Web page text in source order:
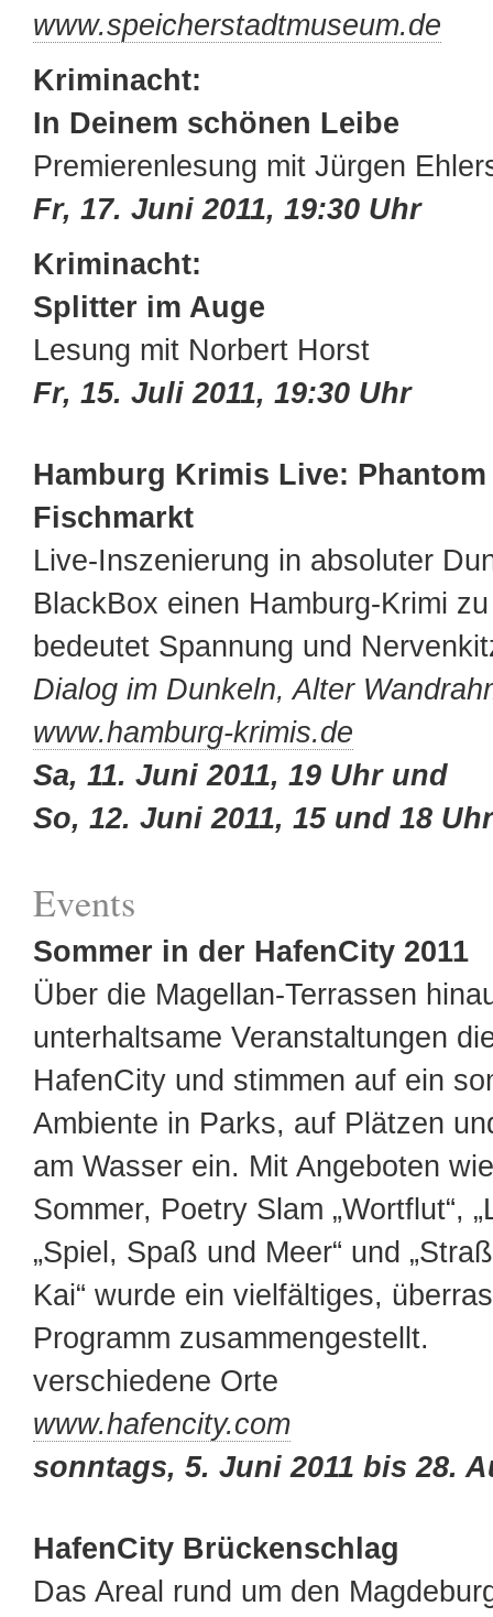
www.speicherstadtmuseum.de
Kriminacht:
In Deinem schönen Leibe
Premierenlesung mit Jürgen
Fr, 17. Juni 2011, 19:30 Uhr
Kriminacht:
Splitter im Auge
Lesung mit Norbert Horst
Fr, 15. Juli 2011, 19:30 Uhr
Hamburg Krimis Live:
Fischmarkt
Live-Inszenierung in absoluter
BlackBox einen Hamburg-Krimi
bedeutet Spannung und
Dialog im Dunkeln, Alter
www.hamburg-krimis.de
Sa, 11. Juni 2011, 19 Uhr und
So, 12. Juni 2011, 15 und 18 Uhr
Events
Sommer in der HafenCity 2011
Über die Magellan-Terrassen
unterhaltsame Veranstaltungen
HafenCity und stimmen auf ein
Ambiente in Parks, auf Plätzen
am Wasser ein. Mit Angeboten
Sommer, Poetry Slam „Wortflut“,
„Spiel, Spaß und Meer“ und
Kai“ wurde ein vielfältiges,
Programm zusammengestellt.
verschiedene Orte
www.hafencity.com
sonntags, 5. Juni 2011 bis 28.
HafenCity Brückenschlag
Das Areal rund um den